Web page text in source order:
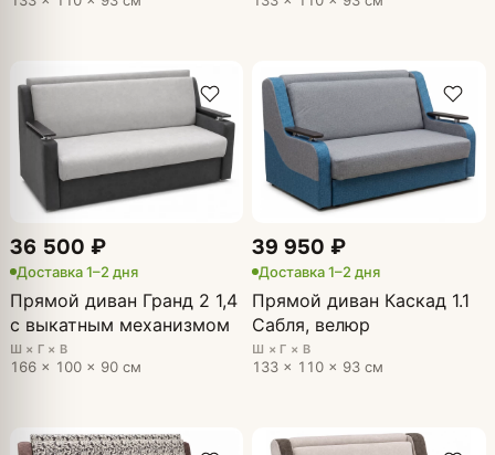
36 500 ₽
Доставка 1–2 дня
Прямой диван Гранд 2 1,4
с выкатным механизмом
Ш × Г × В
166 × 100 × 90 см
39 950 ₽
Доставка 1–2 дня
Прямой диван Каскад 1.1
Сабля, велюр
Ш × Г × В
133 × 110 × 93 см